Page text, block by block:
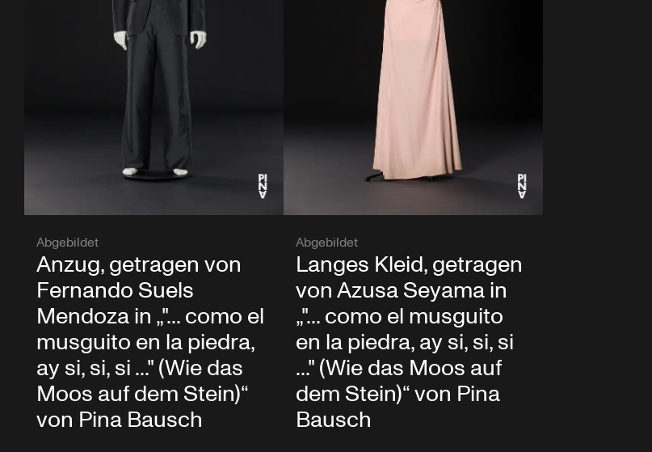
Abgebildet
Anzug, getragen von
Fernando Suels
Mendoza in „"... como el
musguito en la piedra,
ay si, si, si ..." (Wie das
Moos auf dem Stein)“
von Pina Bausch
Abgebildet
Langes Kleid, getragen
von Azusa Seyama in
„"... como el musguito
en la piedra, ay si, si, si
..." (Wie das Moos auf
dem Stein)“ von Pina
Bausch